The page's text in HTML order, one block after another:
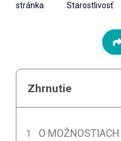
stránka
Starostlivosť
Zhrnutie
O